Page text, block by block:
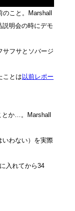
こと。Marshall
明会の時にデモ
サフサとソバージ
ことは 以前レポー
とか…。Marshall
いわない）を実際
入れてから34